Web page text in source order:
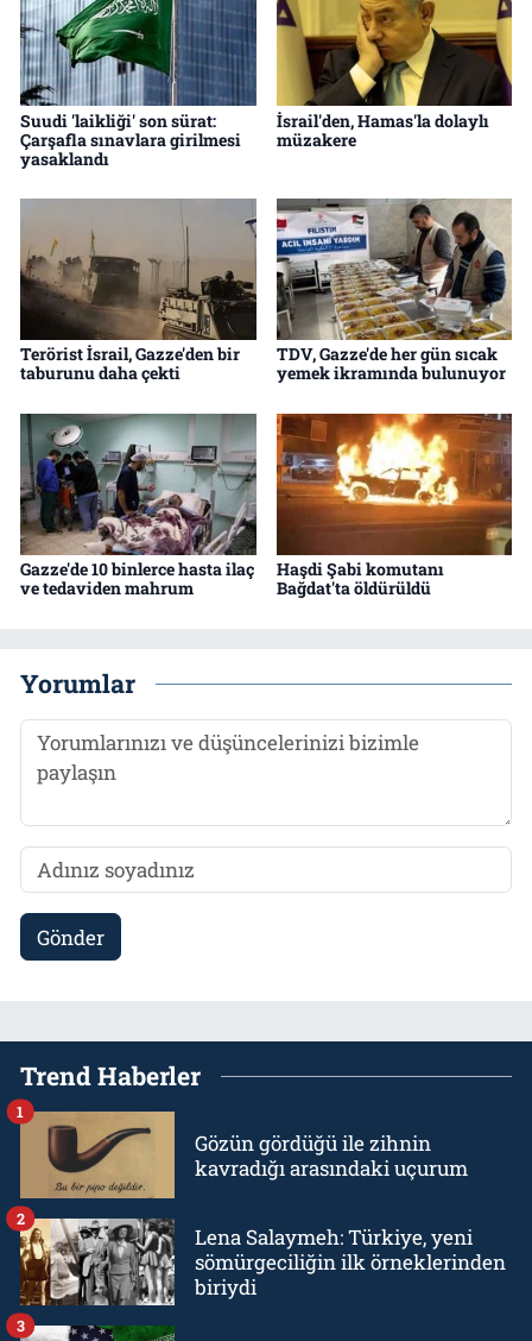
Suudi 'laikliği' son sürat:
Çarşafla sınavlara girilmesi
yasaklandı
İsrail'den, Hamas'la dolaylı
müzakere
Terörist İsrail, Gazze'den bir
taburunu daha çekti
TDV, Gazze'de her gün sıcak
yemek ikramında bulunuyor
Gazze'de 10 binlerce hasta ilaç
ve tedaviden mahrum
Haşdi Şabi komutanı
Bağdat'ta öldürüldü
Yorumlar
Gönder
Trend Haberler
Gözün gördüğü ile zihnin
kavradığı arasındaki uçurum
1
Lena Salaymeh: Türkiye, yeni
sömürgeciliğin ilk örneklerinden
biriydi
2
3